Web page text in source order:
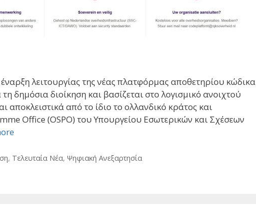
λειτουργίας της νέας πλατφόρμας αποθετηρίου κώδικα
δημόσια διοίκηση και βασίζεται στο λογισμικό ανοιχτού
από το ίδιο το ολλανδικό κράτος και
Office (OSPO) του Υπουργείου Εσωτερικών και Σχέσεων
, Τελευταία Νέα, Ψηφιακή Ανεξαρτησία